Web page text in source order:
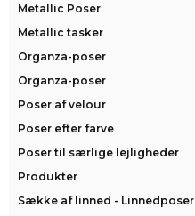
Metallic Poser
Metallic tasker
Organza-poser
Organza-poser
Poser af velour
Poser efter farve
Poser til særlige lejligheder
Produkter
Sække af linned - Linnedposer